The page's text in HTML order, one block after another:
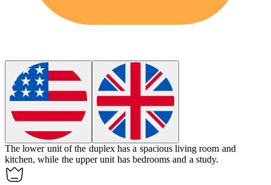
The lower unit of the duplex has a spacious living room and
kitchen, while the upper unit has bedrooms and a study.